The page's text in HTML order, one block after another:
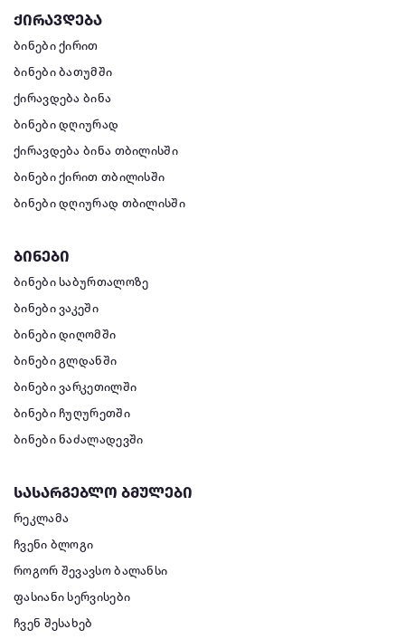
ქირავდება
ბინები ქირით
ბინები ბათუმში
ქირავდება ბინა
ბინები დღიურად
ქირავდება ბინა თბილისში
ბინები ქირით თბილისში
ბინები დღიურად თბილისში
ბინები
ბინები საბურთალოზე
ბინები ვაკეში
ბინები დიღომში
ბინები გლდანში
ბინები ვარკეთილში
ბინები ჩუღურეთში
ბინები ნაძალადევში
სასარგებლო ბმულები
რეკლამა
ჩვენი ბლოგი
როგორ შევავსო ბალანსი
ფასიანი სერვისები
ჩვენ შესახებ